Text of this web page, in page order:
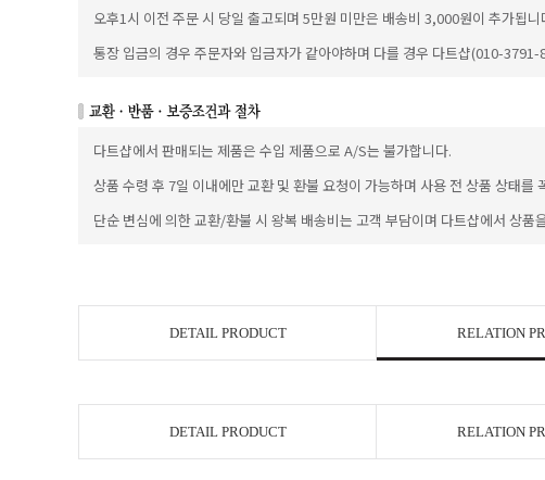
오후1시 이전 주문 시 당일 출고되며 5만원 미만은 배송비 3,000원이 추가됩니
통장 입금의 경우 주문자와 입금자가 같아야하며 다를 경우 다트샵(010-
다트샵에서 판매되는 제품은 수입 제품으로 A/S는 불가합니다.
상품 수령 후 7일 이내에만 교환 및 환불 요청이 가능하며 사용 전 상품 상태를
단순 변심에 의한 교환/환불 시 왕복 배송비는 고객 부담이며 다트샵에서 상품
DETAIL PRODUCT RELATION
DETAIL PRODUCT RELATION